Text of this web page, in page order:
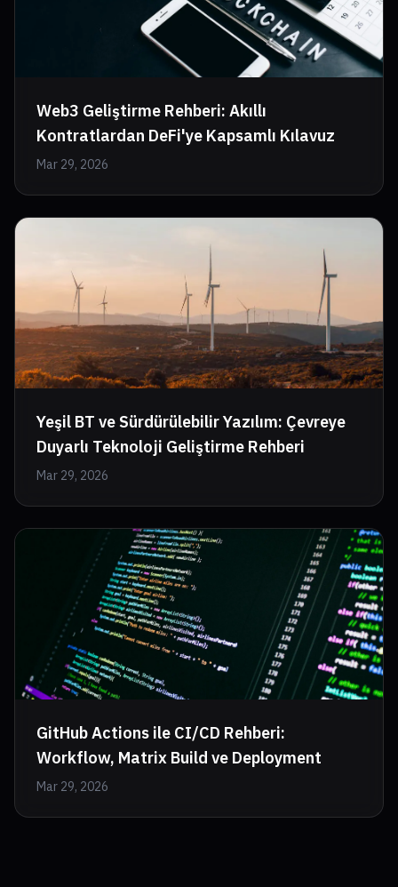
Web3 Geliştirme Rehberi: Akıllı
Kontratlardan DeFi'ye Kapsamlı Kılavuz
Mar 29, 2026
Yeşil BT ve Sürdürülebilir Yazılım: Çevreye
Duyarlı Teknoloji Geliştirme Rehberi
Mar 29, 2026
GitHub Actions ile CI/CD Rehberi:
Workflow, Matrix Build ve Deployment
Mar 29, 2026